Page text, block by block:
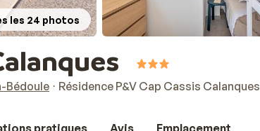
les 24 photos
Bédoule Résidence P&V Cap Cassis Calanques
pratiques Avis Emplacement